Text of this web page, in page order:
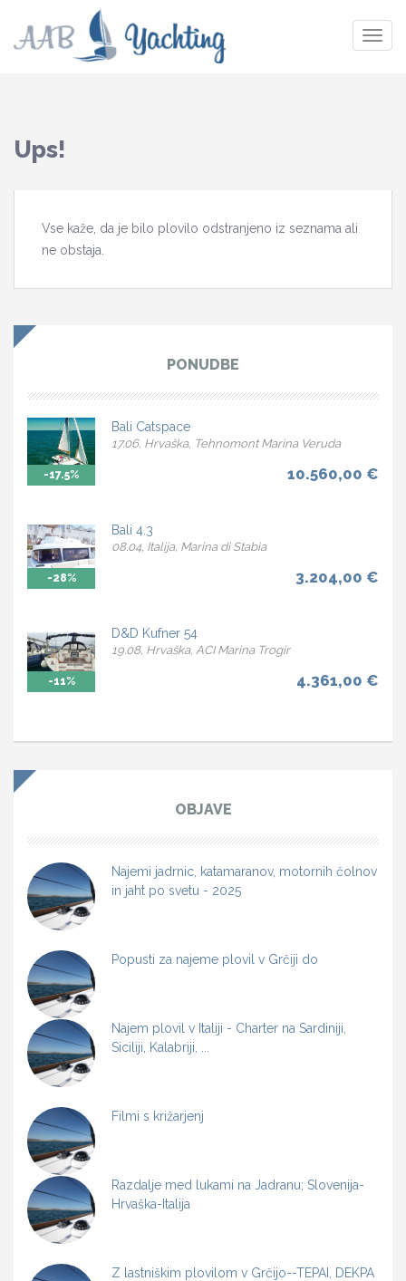
Ups!
Vse kaže, da je bilo plovilo odstranjeno iz seznama ali
ne obstaja.
PONUDBE
-17.5%
Bali Catspace
17.06, Hrvaška, Tehnomont Marina Veruda
10.560,00 €
-28%
Bali 4.3
08.04, Italija, Marina di Stabia
3.204,00 €
-11%
D&D Kufner 54
19.08, Hrvaška, ACI Marina Trogir
4.361,00 €
OBJAVE
Najemi jadrnic, katamaranov, motornih čolnov
in jaht po svetu - 2025
Popusti za najeme plovil v Grčiji do
Najem plovil v Italiji - Charter na Sardiniji,
Siciliji, Kalabriji, ...
Filmi s križarjenj
Razdalje med lukami na Jadranu; Slovenija-
Hrvaška-Italija
Z lastniškim plovilom v Grčijo--TEPAI, DEKPA